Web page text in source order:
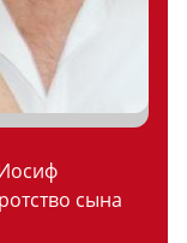
сына